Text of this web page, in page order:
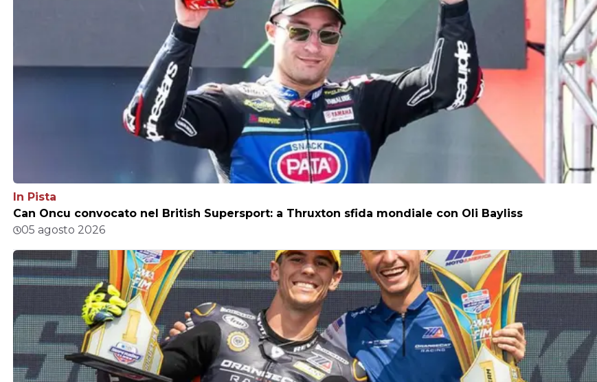
In Pista
Can Oncu convocato nel British Supersport: a Thruxton sfida mondiale con Oli Bayliss
05 agosto 2026